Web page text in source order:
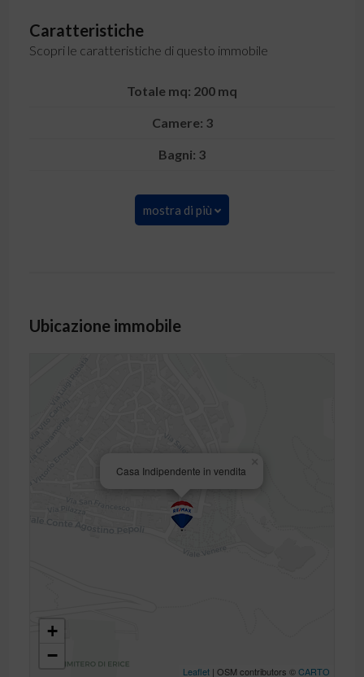
Caratteristiche
Scopri le caratteristiche di questo immobile
Totale mq: 200 mq
Camere: 3
Bagni: 3
mostra di più
Ubicazione immobile
Casa Indipendente in vendita
+
−
Leaflet| OSM contributors ©CARTO